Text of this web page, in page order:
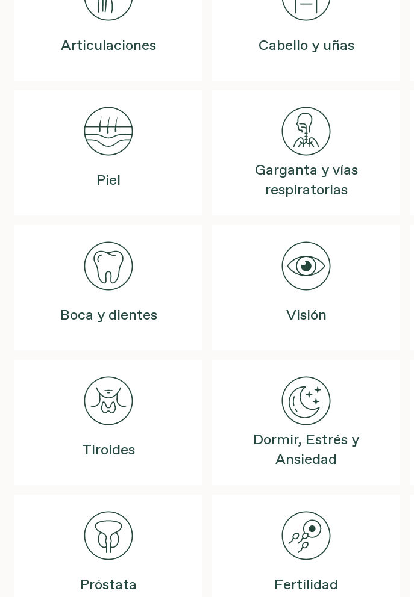
Articulaciones Cabello y uñas
Piel
Garganta y vías
respiratorias
Boca y dientes Visión
Tiroides
Dormir, Estrés y
Ansiedad
Próstata Fertilidad